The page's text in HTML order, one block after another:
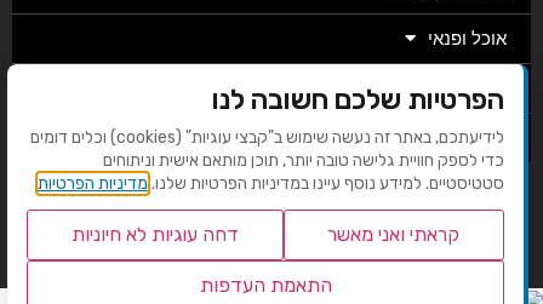
אוכל ופנאי
מערכת
הפרטיות שלכם חשובה לנו
לידיעתכם, באתר זה נעשה שימוש ב"קבצי עוגיות" (cookies) וכלים דומים
כדי לספק חוויית גלישה טובה יותר, תוכן מותאם אישית וניתוחים
סטטיסטיים. למידע נוסף עיינו במדיניות הפרטיות שלנו. מדיניות הפרטיות
קראתי ואני מאשר דחה עוגיות לא חיוניות
התאמת העדפות